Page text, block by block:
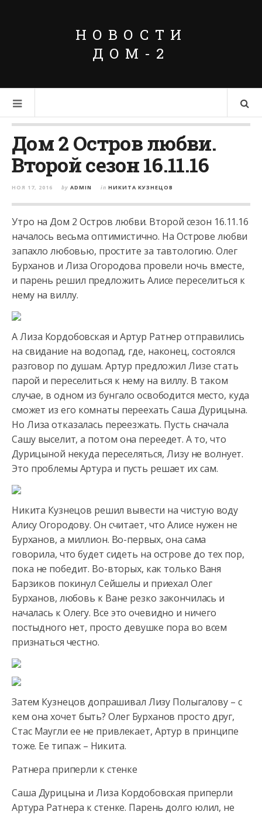
НОВОСТИ
ДОМ-2
Дом 2 Остров любви.
Второй сезон 16.11.16
НОЯ 17, 2016 by ADMIN in НИКИТА КУЗНЕЦОВ
Утро на Дом 2 Остров любви. Второй сезон 16.11.16
началось весьма оптимистично. На Острове любви
запахло любовью, простите за тавтологию. Олег
Бурханов и Лиза Огородова провели ночь вместе,
и парень решил предложить Алисе переселиться к
нему на виллу.
А Лиза Кордобовская и Артур Ратнер отправились
на свидание на водопад, где, наконец, состоялся
разговор по душам. Артур предложил Лизе стать
парой и переселиться к нему на виллу. В таком
случае, в одном из бунгало освободится место, куда
сможет из его комнаты переехать Саша Дурицына.
Но Лиза отказалась переезжать. Пусть сначала
Сашу выселит, а потом она переедет. А то, что
Дурицыной некуда переселяться, Лизу не волнует.
Это проблемы Артура и пусть решает их сам.
Никита Кузнецов решил вывести на чистую воду
Алису Огородову. Он считает, что Алисе нужен не
Бурханов, а миллион. Во-первых, она сама
говорила, что будет сидеть на острове до тех пор,
пока не победит. Во-вторых, как только Ваня
Барзиков покинул Сейшелы и приехал Олег
Бурханов, любовь к Ване резко закончилась и
началась к Олегу. Все это очевидно и ничего
постыдного нет, просто девушке пора во всем
признаться честно.
Затем Кузнецов допрашивал Лизу Полыгалову – с
кем она хочет быть? Олег Бурханов просто друг,
Стас Маугли ее не привлекает, Артур в принципе
тоже. Ее типаж – Никита.
Ратнера приперли к стенке
Саша Дурицына и Лиза Кордобовская приперли
Артура Ратнера к стенке. Парень долго юлил, не